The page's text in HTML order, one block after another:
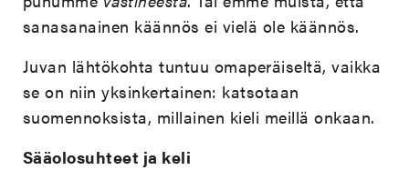
sanasanainen käännös ei vielä ole käännös.
Juvan lähtökohta tuntuu omaperäiseltä, vaikka
se on niin yksinkertainen: katsotaan
suomennoksista, millainen kieli meillä onkaan.
Sääolosuhteet ja keli